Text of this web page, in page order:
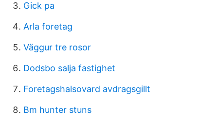
Gick pa
Arla foretag
Väggur tre rosor
Dodsbo salja fastighet
Foretagshalsovard avdragsgillt
Bm hunter stuns